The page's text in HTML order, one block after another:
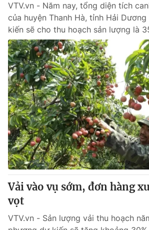
VTV.vn - Năm nay, tổng diện tích
của huyện Thanh Hà, tỉnh Hải
kiến sẽ cho thu hoạch sản lượng là
Vải vào vụ sớm, đơn hàng
vọt
VTV.vn - Sản lượng vải thu hoạch